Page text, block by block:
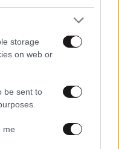
storage
on web or
be sent to
me